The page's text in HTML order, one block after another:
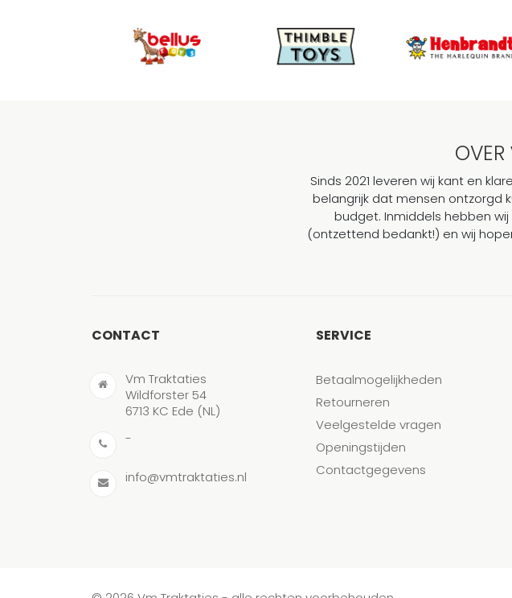
OVER
Sinds 2021 leveren wij kant en
belangrijk dat mensen ontzorgd
budget. Inmiddels hebben
(ontzettend bedankt!) en wij
CONTACT
Vm Traktaties
Wildforster 54
6713 KC Ede (NL)
-
info@vmtraktaties.nl
SERVICE
Betaalmogelijkheden
Retourneren
Veelgestelde vragen
Openingstijden
Contactgegevens